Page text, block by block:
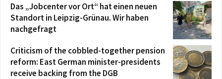
Das „Jobcenter vor Ort“ hat einen neuen
Standort in Leipzig-Grünau. Wir haben
nachgefragt
Criticism of the cobbled-together pension
reform: East German minister-presidents
receive backing from the DGB